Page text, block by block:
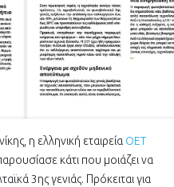
η ελληνική εταιρεία OET
κάτι που μοιάζει να
3ης γενιάς. Πρόκειται για